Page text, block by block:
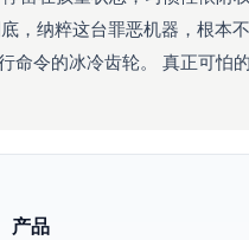
，纳粹这台罪恶机器，根本
命令的冰冷齿轮。 真正可怕
产品